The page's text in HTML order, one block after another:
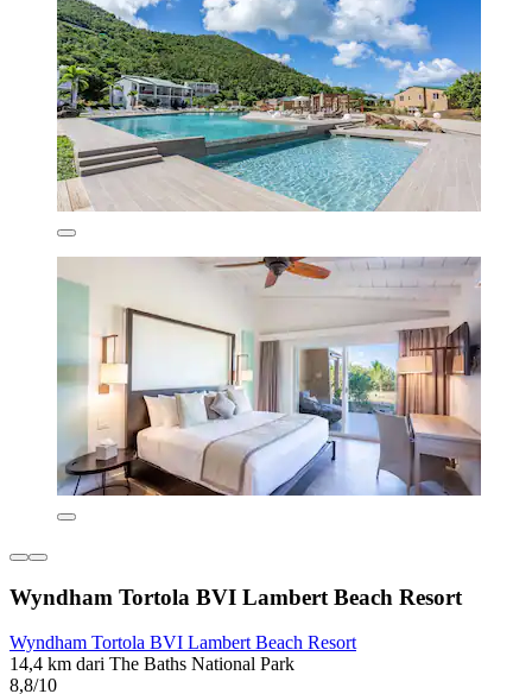
Wyndham Tortola BVI Lambert Beach Resort
Wyndham Tortola BVI Lambert Beach Resort
14,4 km dari The Baths National Park
8,8/10